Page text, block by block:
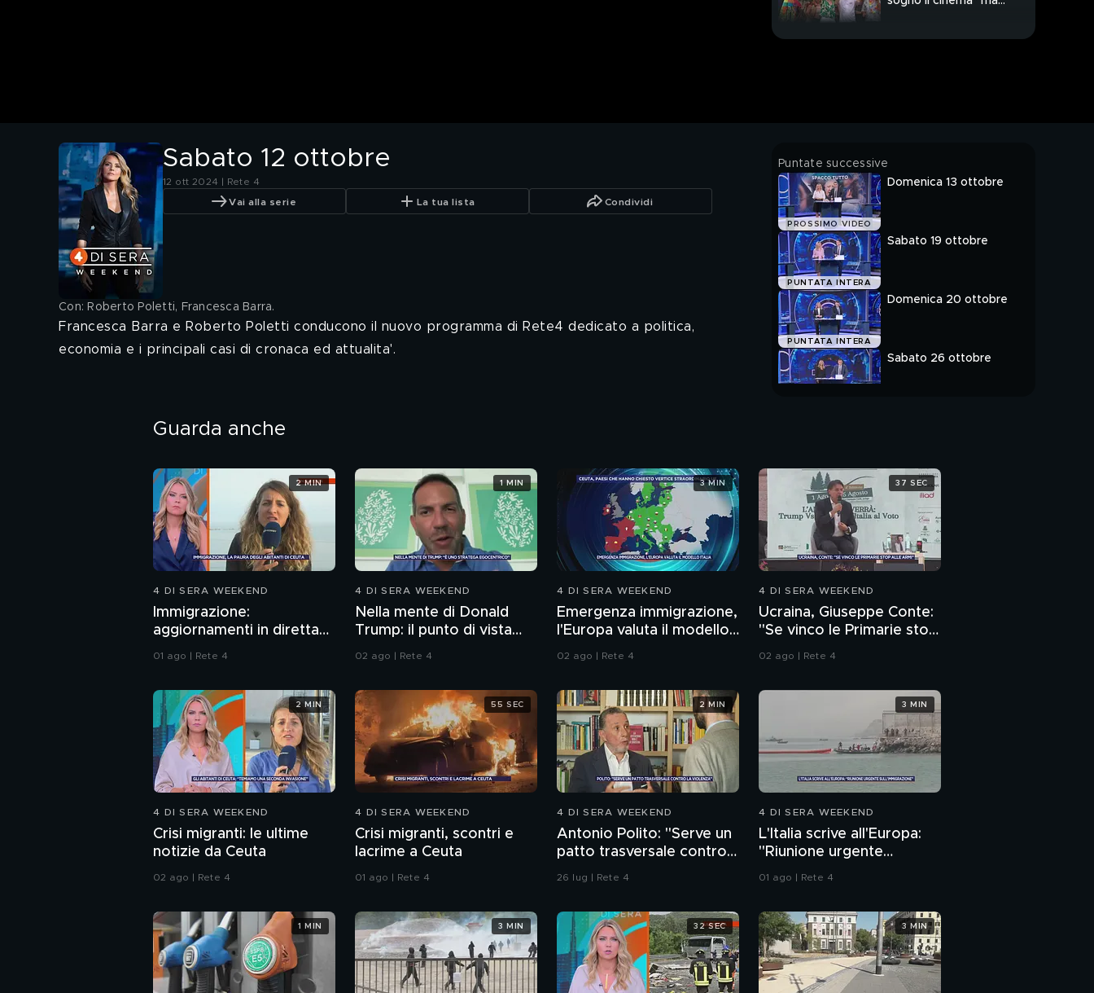
Sabato 12 ottobre
12 ott 2024 | Rete 4
Vai alla serie La tua lista Condividi
Con: Roberto Poletti, Francesca Barra.
Francesca Barra e Roberto Poletti conducono il nuovo programma di Rete4 dedicato a politica,
economia e i principali casi di cronaca ed attualita'.
Puntate successive
PROSSIMO VIDEO
Domenica 13 ottobre
PUNTATA INTERA
Sabato 19 ottobre
PUNTATA INTERA
Domenica 20 ottobre
Sabato 26 ottobre
Guarda anche
4 DI SERA WEEKEND
Immigrazione:
aggiornamenti in diretta
da Ceuta
01 ago | Rete 4
2 MIN
4 DI SERA WEEKEND
Nella mente di Donald
Trump: il punto di vista
dello psichiatra Leonardo
02 ago | Rete 4
1 MIN
4 DI SERA WEEKEND
Emergenza immigrazione,
l'Europa valuta il modello
02 ago | Rete 4
3 MIN
4 DI SERA WEEKEND
Ucraina, Giuseppe Conte:
"Se vinco le Primarie stop
alle armi"
02 ago | Rete 4
37 SEC
4 DI SERA WEEKEND
Crisi migranti: le ultime
notizie da Ceuta
02 ago | Rete 4
2 MIN
4 DI SERA WEEKEND
Crisi migranti, scontri e
lacrime a Ceuta
01 ago | Rete 4
55 SEC
4 DI SERA WEEKEND
Antonio Polito: "Serve un
patto trasversale contro
la violenza"
26 lug | Rete 4
2 MIN
4 DI SERA WEEKEND
L'Italia scrive all'Europa:
"Riunione urgente
sull'immigrazione"
01 ago | Rete 4
3 MIN
1 MIN 3 MIN 32 SEC 3 MIN